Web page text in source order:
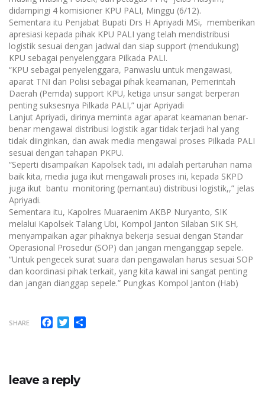
didampingi 4 komisioner KPU PALI, Minggu (6/12).
Sementara itu Penjabat Bupati Drs H Apriyadi MSi, memberikan
apresiasi kepada pihak KPU PALI yang telah mendistribusi
logistik sesuai dengan jadwal dan siap support (mendukung)
KPU sebagai penyelenggara Pilkada PALI.
“KPU sebagai penyelenggara, Panwaslu untuk mengawasi,
aparat TNI dan Polisi sebagai pihak keamanan, Pemerintah
Daerah (Pemda) support KPU, ketiga unsur sangat berperan
penting suksesnya Pilkada PALI,” ujar Apriyadi
Lanjut Apriyadi, dirinya meminta agar aparat keamanan benar-
benar mengawal distribusi logistik agar tidak terjadi hal yang
tidak diinginkan, dan awak media mengawal proses Pilkada PALI
sesuai dengan tahapan PKPU.
“Seperti disampaikan Kapolsek tadi, ini adalah pertaruhan nama
baik kita, media juga ikut mengawali proses ini, kepada SKPD
juga ikut bantu monitoring (pemantau) distribusi logistik,,” jelas
Apriyadi.
Sementara itu, Kapolres Muaraenim AKBP Nuryanto, SIK
melalui Kapolsek Talang Ubi, Kompol Janton Silaban SIK SH,
menyampaikan agar pihaknya bekerja sesuai dengan Standar
Operasional Prosedur (SOP) dan jangan menganggap sepele.
“Untuk pengecek surat suara dan pengawalan harus sesuai SOP
dan koordinasi pihak terkait, yang kita kawal ini sangat penting
dan jangan dianggap sepele.” Pungkas Kompol Janton (Hab)
SHARE Facebook
Twitter
leave a reply